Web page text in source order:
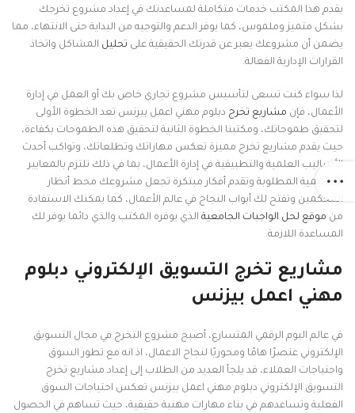
يقدم هذا المكتب خدمات متكاملة لمساعدتك في إعداد مشروع تخرجك
بشكل متميز وملموس، كما يوفر الدعم والتوجيه من البداية حتى الانتهاء، مما
يضمن أن مشروعك يعبر عن قدرتك الحقيقية على تحليل المشاكل واتخاذ
القرارات الإدارية الفعالة.
لذا سواء كنت تسعى لتأسيس مشروع تجاري خاص بك أو العمل في إدارة
الأعمال، فإن مشاريع تخرج دبلوم مهني اعمل بيزنس تعد الخطوة الأولى
لتحقيق طموحاتك، ومكتبنا الخطوة الثانية لتحقيق هذه الطموحات بكفاءة،
حيث يقدم مشاريع تخرج مميزة تعكس مهاراتك وتطلعاتك، وتواكب أحدث
الأساليب العلمية والتطبيقية في إدارة الأعمال، بما في ذلك تلتزم بالمعايير
الأكاديمية المطلوبة وتقدم أفكار مبتكرة تجعل مشروعك محط أنظار
المحكمين وتفتح لك أبواب النجاح في عالم الأعمال، كما يمكنك الاستفادة
من موقع لحل الواجبات الجامعية الذي يوفره المكتب والذي دائما يوفر لك
المساعدة اللازمة.
مشاريع تخرج التسويق الإلكتروني دبلوم
مهني اعمل بيزنس
في عالم اليوم الرقمي المتسارع، أصبح مشروع التخرج في مجال التسويق
الإلكتروني عنصرًا هامًا ومحوريًا لنجاح الاعمال، اذ انه مع تطور السوق
واحتياجات العملاء، قد يلجأ العديد من الطلاب إلى إعداد مشاريع تخرج
التسويق الإلكتروني دبلوم مهني اعمل بيزنس تعكس احتياجات السوق
الفعلية وتساعدهم في بناء مهارات مهنية حقيقية، حيث تساهم في الحصول